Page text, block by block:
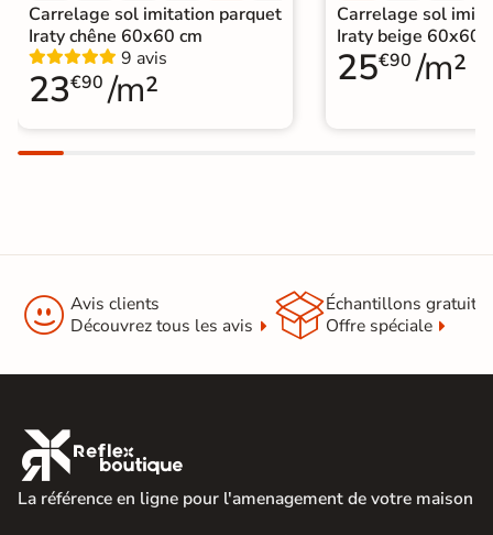
Carrelage sol imitation parquet
Iraty chêne 60x60 cm
9 avis
23€90 /m²
Carrelage sol
Iraty beige 60x60
25€90 /m²
 Avis clients
Découvrez tous les avis
Échantillons gratuit
Offre spéciale

La référence en ligne pour l'amenagement de votre maison